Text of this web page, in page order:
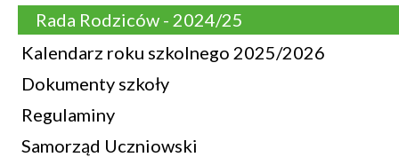
Rada Rodziców - 2024/25
Kalendarz roku szkolnego 2025/2026
Dokumenty szkoły
Regulaminy
Samorząd Uczniowski